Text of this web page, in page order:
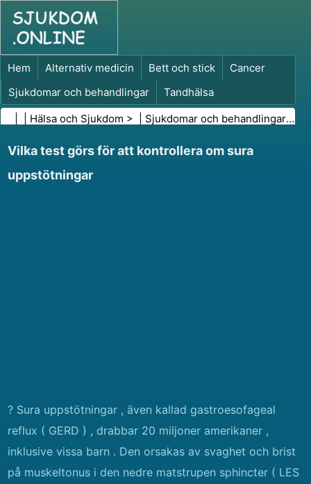
Hem Alternativ medicin Bett och stick
Cancer
Sjukdomar och behandlingar
Tandhälsa
Kost och näring
Familjehälsa
Hälsa och Sjukdom > | Sjukdomar och behandlingar|
Vilka test görs för att kontrollera om sura
uppstötningar
? Sura uppstötningar , även kallad gastroesofageal
reflux ( GERD ) , drabbar 20 miljoner amerikaner ,
inklusive vissa barn . Den orsakas av svaghet och brist
på muskeltonus i den nedre matstrupen sphincter ( LES